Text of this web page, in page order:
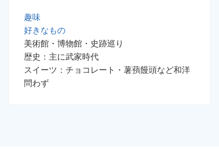
趣味
好きなもの
美術館・博物館・史跡巡り
歴史：主に武家時代
スイーツ：チョコレート・薯蕷饅頭など和洋
問わず